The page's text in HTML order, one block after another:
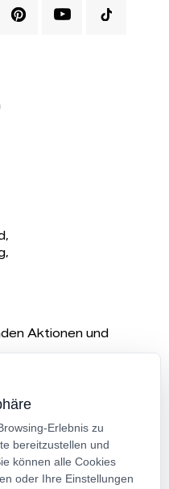
Aktionen und
Erlebnis zu
bereitzustellen und
können alle Cookies
oder Ihre Einstellungen